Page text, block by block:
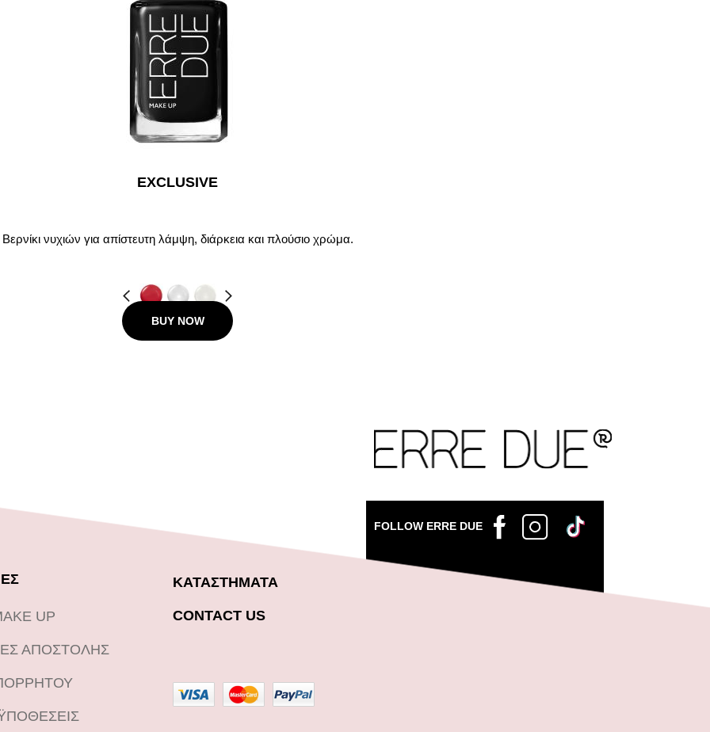
EXCLUSIVE
Βερνίκι νυχιών για απίστευτη λάμψη, διάρκεια και πλούσιο χρώμα.
Προηγούμενο Next
BUY NOW
FOLLOW ERRE DUE
UP
ΑΠΟΣΤΟΛΗΣ
ΚΑΤΑΣΤΗΜΑΤΑ
CONTACT US